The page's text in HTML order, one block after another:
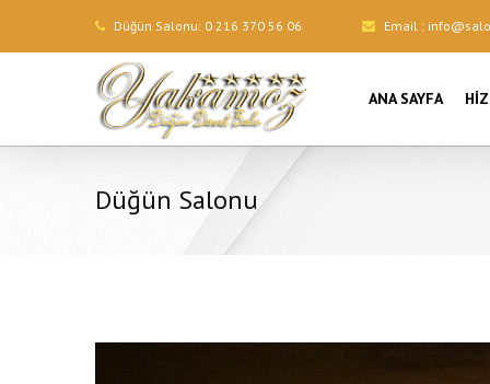
Düğün Salonu: 0 216 370 56 06 Email :
ANA SAYFA
Düğün Salonu